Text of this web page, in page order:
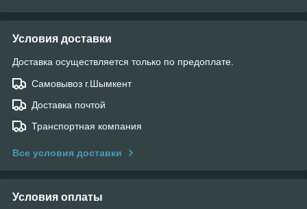
Условия доставки
Доставка осуществляется только по предоплате.
Самовывоз г.Шымкент
Доставка почтой
Транспортная компания
Все условия доставки
Условия оплаты